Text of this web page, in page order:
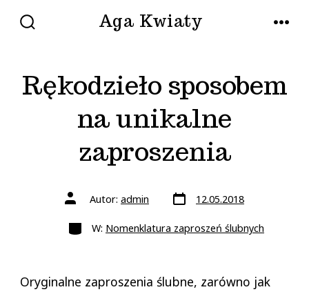
Przejdź
Aga Kwiaty
Rękodzieło sposobem
na unikalne
zaproszenia
Autor
wpisuAutor: admin Data
wpisu12.05.2018
Kategorie
W: Nomenklatura zaproszeń ślubnych
Oryginalne zaproszenia ślubne, zarówno jak